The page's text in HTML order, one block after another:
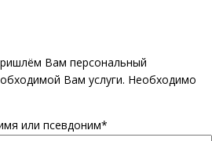
Вам персональный
Вам услуги. Необходимо
или псевдоним*